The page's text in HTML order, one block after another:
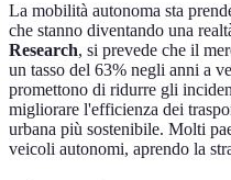
La mobilità autonoma sta
che stanno diventando una
Research, si prevede che il
un tasso del 63% negli anni a
promettono di ridurre gli
migliorare l'efficienza dei
urbana più sostenibile. Molti
veicoli autonomi, aprendo la